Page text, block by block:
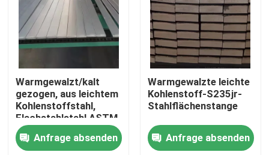
Warmgewalzt/kalt
gezogen, aus leichtem
Kohlenstoffstahl,
Flachstahlstahl ASTM
A29 A36 C20 C45
1008 42CrMo 4140
Anfrage absenden
Warmgewalzte leichte
Kohlenstoff-S235jr-
Stahlflächenstange
Anfrage absenden